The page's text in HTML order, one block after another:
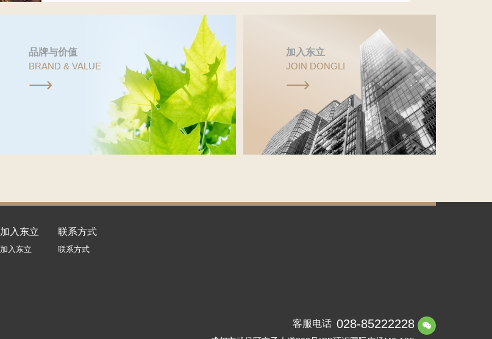
品牌与价值
BRAND & VALUE

加入东立
JOIN DONGLI

加入东立
加入东立
联系方式
联系方式
客服电话 028-85222228 